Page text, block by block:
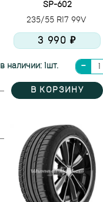
SP-602
235/55 R17 99V
3 990 ₽
в наличии: 1шт.
В КОРЗИНУ